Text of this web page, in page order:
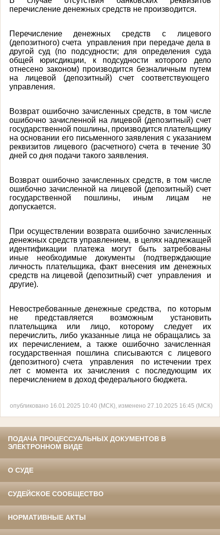
перечисление денежных средств не производится.
Перечисление денежных средств с лицевого
(депозитного) счета управления при передаче дела в
другой суд (по подсудности; для определения суда
общей юрисдикции, к подсудности которого дело
отнесено законом) производится безналичным путем
на лицевой (депозитный) счет соответствующего
управления.
Возврат ошибочно зачисленных средств, в том числе
ошибочно зачисленной на лицевой (депозитный) счет
государственной пошлины, производится плательщику
на основании его письменного заявления с указанием
реквизитов лицевого (расчетного) счета в течение 30
дней со дня подачи такого заявления.
Возврат ошибочно зачисленных средств, в том числе
ошибочно зачисленной на лицевой (депозитный) счет
государственной пошлины, иным лицам не
допускается.
При осуществлении возврата ошибочно зачисленных
денежных средств управлением, в целях надлежащей
идентификации платежа могут быть затребованы
иные необходимые документы (подтверждающие
личность плательщика, факт внесения им денежных
средств на лицевой (депозитный) счет управления и
другие).
Невостребованные денежные средства, по которым
не представляется возможным установить
плательщика или лицо, которому следует их
перечислить, либо указанные лица не обращались за
их перечислением, а также ошибочно зачисленная
государственная пошлина списываются с лицевого
(депозитного) счета управления по истечении трех
лет с момента их зачисления с последующим их
перечислением в доход федерального бюджета.
опубликовано 16.01.2025 10:40 (МСК), изменено 27.10.2025 16:45 (МСК)
ПОДАЧА ПРОЦЕССУАЛЬНЫХ ДОКУМЕНТОВ В
ЭЛЕКТРОННОМ ВИДЕ
О СУДЕ
СУДЕЙСКОЕ СООБЩЕСТВО
НОРМАТИВНЫЕ АКТЫ